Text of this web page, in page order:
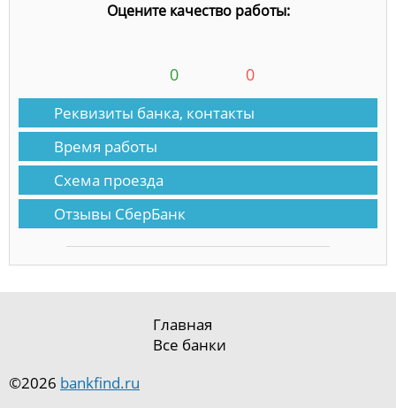
Оцените качество работы:
0 0
Реквизиты банка, контакты
Время работы
Схема проезда
Отзывы СберБанк
Главная
Все банки
©2026 bankfind.ru